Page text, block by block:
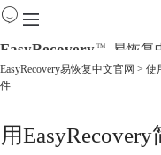
EasyRecovery TM 易恢复
下载
EasyRecovery易恢复中文官网 > 使
件
用